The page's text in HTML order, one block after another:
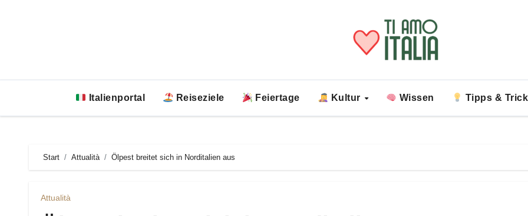
Italienportal Reiseziele Feiertage Kultur Wissen Tipps &
Start Attualità Ölpest breitet sich in Norditalien aus
Attualità